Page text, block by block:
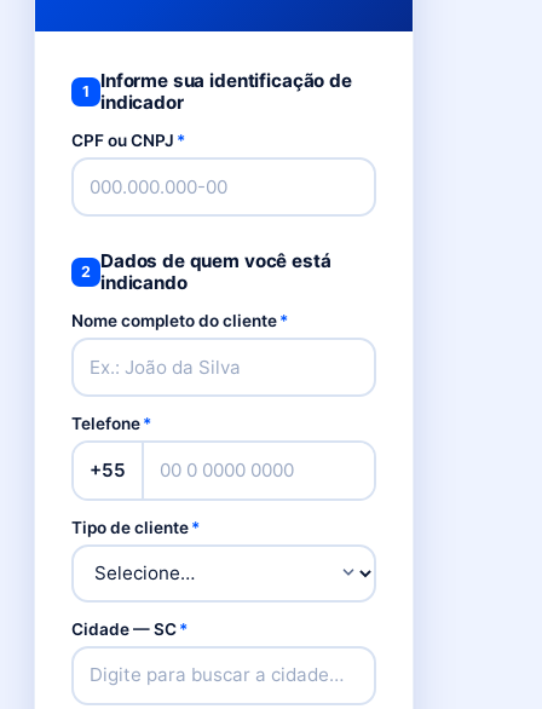
1
Informe sua identificação de
indicador
CPF ou CNPJ *
2 Dados de quem você está
indicando
Nome completo do cliente*
Telefone*
Tipo de cliente*
Cidade — SC*